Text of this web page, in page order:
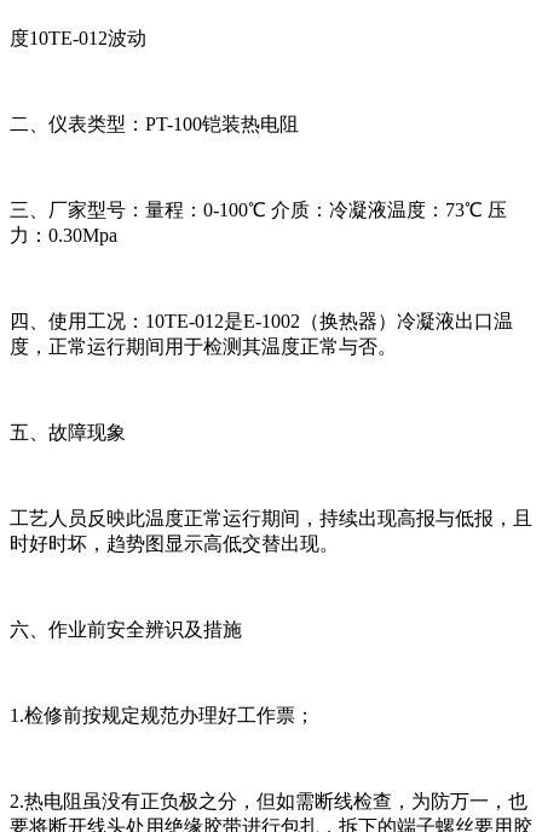
度10TE-012波动
二、仪表类型：PT-100铠装热电阻
三、厂家型号：量程：0-100℃ 介质：冷凝液温度：73℃ 压
力：0.30Mpa
四、使用工况：10TE-012是E-1002（换热器）冷凝液出口温
度，正常运行期间用于检测其温度正常与否。
五、故障现象
工艺人员反映此温度正常运行期间，持续出现高报与低报，且
时好时坏，趋势图显示高低交替出现。
六、作业前安全辨识及措施
1.检修前按规定规范办理好工作票；
2.热电阻虽没有正负极之分，但如需断线检查，为防万一，也
要将断开线头处用绝缘胶带进行包扎，拆下的端子螺丝要用胶